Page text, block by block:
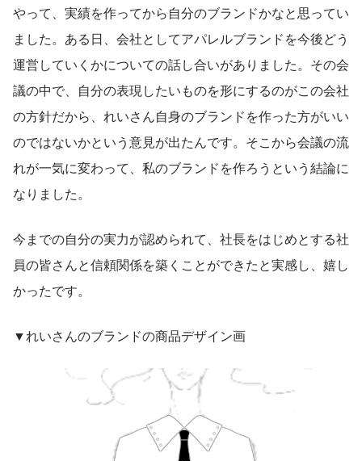
やって、実績を作ってから自分のブランドかなと思ってい
ました。ある日、会社としてアパレルブランドを今後どう
運営していくかについての話し合いがありました。その会
議の中で、自分の表現したいものを形にするのがこの会社
の方針だから、れいさん自身のブランドを作った方がいい
のではないかという意見が出たんです。そこから会議の流
れが一気に変わって、私のブランドを作ろうという結論に
なりました。
今までの自分の実力が認められて、社長をはじめとする社
員の皆さんと信頼関係を築くことができたと実感し、嬉し
かったです。
▼れいさんのブランドの商品デザイン画